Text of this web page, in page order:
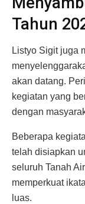
Tahun
Listyo Sigit juga
akan datang.
kegiatan yang
dengan
Beberapa
telah disiapkan
seluruh Tanah
memperkuat
luas.